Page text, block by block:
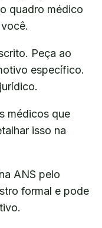
quadro médico
Peça ao
específico.
médicos que
isso na
ANS pelo
formal e pode